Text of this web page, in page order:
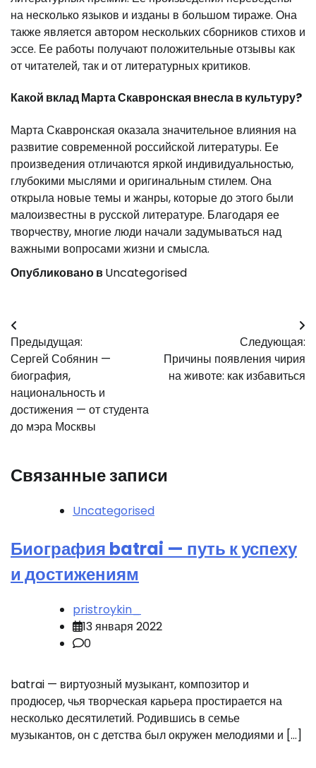
на несколько языков и изданы в большом тираже. Она
также является автором нескольких сборников стихов и
эссе. Ее работы получают положительные отзывы как
от читателей, так и от литературных критиков.
Какой вклад Марта Скавронская внесла в культуру?
Марта Скавронская оказала значительное влияния на
развитие современной российской литературы. Ее
произведения отличаются яркой индивидуальностью,
глубокими мыслями и оригинальным стилем. Она
открыла новые темы и жанры, которые до этого были
малоизвестны в русской литературе. Благодаря ее
творчеству, многие люди начали задумываться над
важными вопросами жизни и смысла.
Опубликовано вUncategorised
Навигация
по
записям
Предыдущая:
Сергей Собянин —
биография,
национальность и
достижения — от студента
до мэра Москвы
Следующая:
Причины появления чирия
на животе: как избавиться
Связанные записи
Uncategorised
Биография batrai — путь к успеху
и достижениям
pristroykin_
13 января 2022
0
batrai — виртуозный музыкант, композитор и
продюсер, чья творческая карьера простирается на
несколько десятилетий. Родившись в семье
музыкантов, он с детства был окружен мелодиями и […]